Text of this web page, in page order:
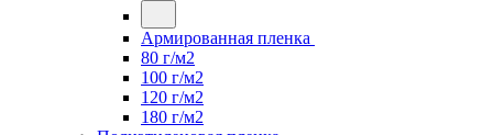
Армированная пленка
80 г/м2
100 г/м2
120 г/м2
180 г/м2